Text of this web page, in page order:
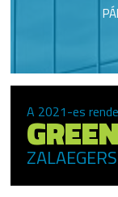
A 2021-es